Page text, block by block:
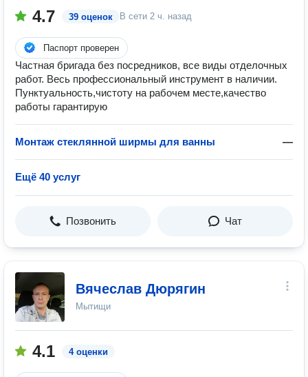
4.7 39 оценок В сети 2 ч. назад
Паспорт проверен
Частная бригада без посредников, все виды отделочных
работ. Весь профессиональный инструмент в наличии.
Пунктуальность,чистоту на рабочем месте,качество
работы гарантирую
Монтаж стеклянной ширмы для ванны —
Ещё 40 услуг
Позвонить Чат
Вячеслав Дюрягин
Мытищи
4.1 4 оценки